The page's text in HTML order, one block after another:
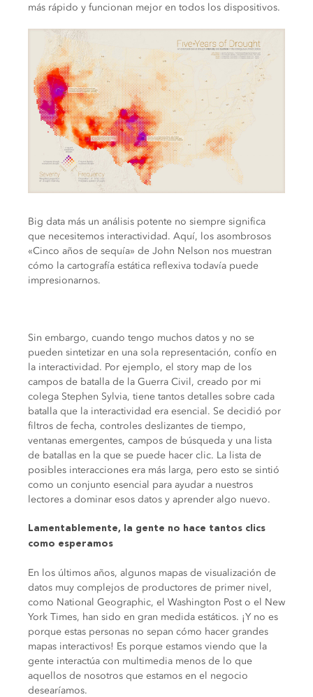
más rápido y funcionan mejor en todos los dispositivos.
Big data más un análisis potente no siempre significa
que necesitemos interactividad. Aquí, los asombrosos
«Cinco años de sequía» de John Nelson nos muestran
cómo la cartografía estática reflexiva todavía puede
impresionarnos.
Sin embargo, cuando tengo muchos datos y no se
pueden sintetizar en una sola representación, confío en
la interactividad. Por ejemplo, el story map de los
campos de batalla de la Guerra Civil, creado por mi
colega Stephen Sylvia, tiene tantos detalles sobre cada
batalla que la interactividad era esencial. Se decidió por
filtros de fecha, controles deslizantes de tiempo,
ventanas emergentes, campos de búsqueda y una lista
de batallas en la que se puede hacer clic. La lista de
posibles interacciones era más larga, pero esto se sintió
como un conjunto esencial para ayudar a nuestros
lectores a dominar esos datos y aprender algo nuevo.
Lamentablemente, la gente no hace tantos clics
como esperamos
En los últimos años, algunos mapas de visualización de
datos muy complejos de productores de primer nivel,
como National Geographic, el Washington Post o el New
York Times, han sido en gran medida estáticos. ¡Y no es
porque estas personas no sepan cómo hacer grandes
mapas interactivos! Es porque estamos viendo que la
gente interactúa con multimedia menos de lo que
aquellos de nosotros que estamos en el negocio
desearíamos.